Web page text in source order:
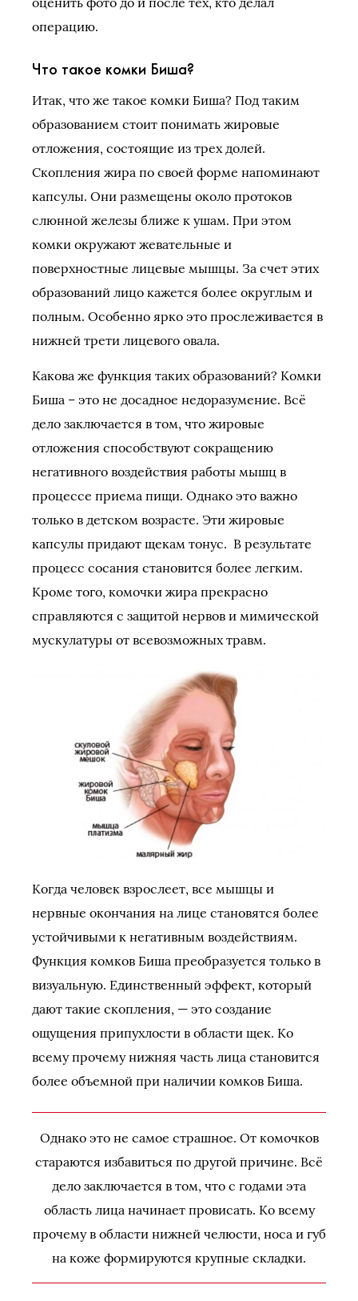
операцию.
Что такое комки Биша?
Итак, что же такое комки Биша? Под таким
образованием стоит понимать жировые
отложения, состоящие из трех долей.
Скопления жира по своей форме напоминают
капсулы. Они размещены около протоков
слюнной железы ближе к ушам. При этом
комки окружают жевательные и
поверхностные лицевые мышцы. За счет этих
образований лицо кажется более округлым и
полным. Особенно ярко это прослеживается в
нижней трети лицевого овала.
Какова же функция таких образований? Комки
Биша – это не досадное недоразумение. Всё
дело заключается в том, что жировые
отложения способствуют сокращению
негативного воздействия работы мышц в
процессе приема пищи. Однако это важно
только в детском возрасте. Эти жировые
капсулы придают щекам тонус. В результате
процесс сосания становится более легким.
Кроме того, комочки жира прекрасно
справляются с защитой нервов и мимической
мускулатуры от всевозможных травм.
Когда человек взрослеет, все мышцы и
нервные окончания на лице становятся более
устойчивыми к негативным воздействиям.
Функция комков Биша преобразуется только в
визуальную. Единственный эффект, который
дают такие скопления, — это создание
ощущения припухлости в области щек. Ко
всему прочему нижняя часть лица становится
более объемной при наличии комков Биша.
Однако это не самое страшное. От комочков
стараются избавиться по другой причине. Всё
дело заключается в том, что с годами эта
область лица начинает провисать. Ко всему
прочему в области нижней челюсти, носа и губ
на коже формируются крупные складки.